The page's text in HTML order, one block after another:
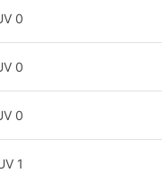
VUV
VUV
VUV
VUV